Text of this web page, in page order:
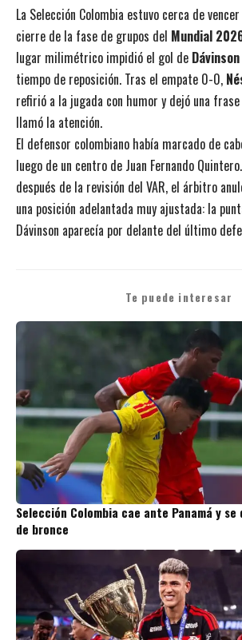
La Selección Colombia estuvo cerca de
cierre de la fase de grupos del Mundial
lugar milimétrico impidió el gol de
tiempo de reposición. Tras el empate 0-0,
refirió a la jugada con humor y dejó una
llamó la atención.
El defensor colombiano había marcado de
luego de un centro de Juan Fernando
después de la revisión del VAR, el árbitro
una posición adelantada muy ajustada: la
Dávinson aparecía por delante del último
Te puede interesar
Selección Colombia cae ante Panamá y se
de bronce